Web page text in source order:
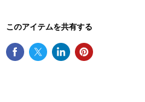
このアイテムを共有する